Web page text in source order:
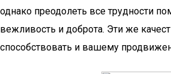
однако преодолеть все трудности
вежливость и доброта. Эти же
способствовать и вашему